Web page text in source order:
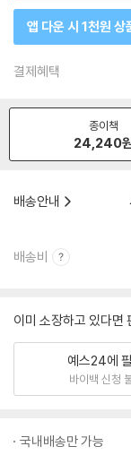
앱 다운 시 1천원 상
결제혜택
종이책
24,240
배송안내
배송비
이미 소장하고 있다면
예스24에
바이백 신청
국내배송만 가능